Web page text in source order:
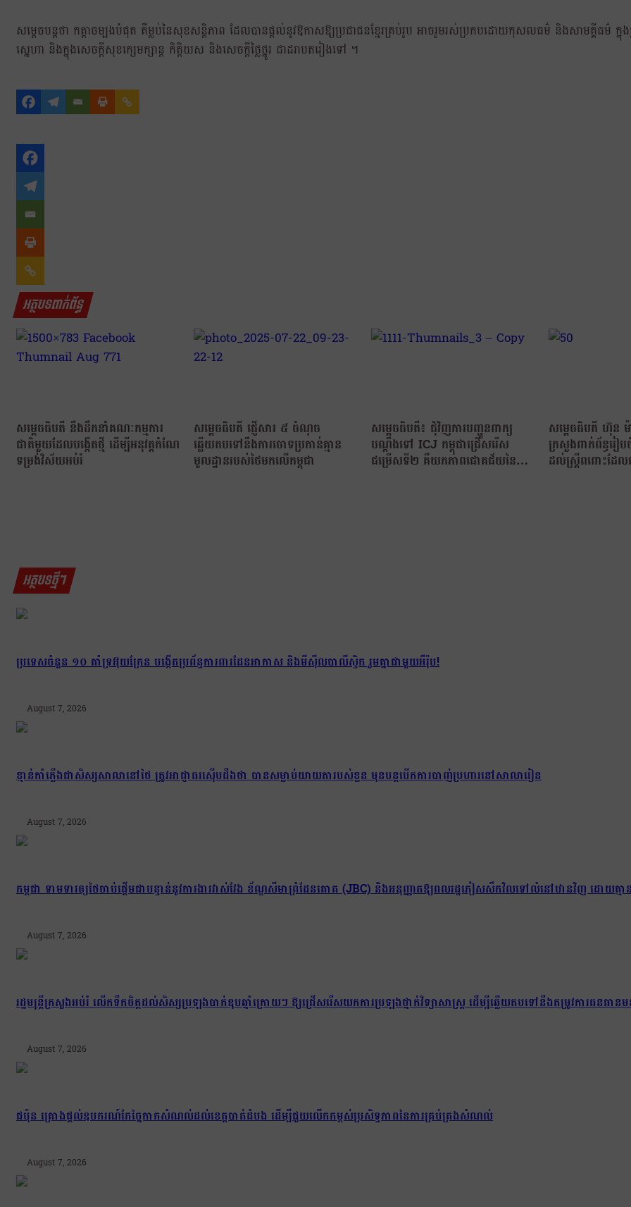
សម្ដេចបន្តថា កត្តាចម្បងបំផុត គឺម្លប់នៃសុខសន្តិភាព ដែលបានផ្តល់នូវឱកាសឱ្យប្រជាជនខ្មែរគ្រប់រូប អាចរួមរស់ប្រកបដោយកុសលធម៌ និងសាមគ្គីធម៌ ក្នុង
ស្នេហា និងក្នុងសេចក្តីសុខក្សេមក្សាន្ត កិត្តិយស និងសេចក្តីថ្លៃថ្នូរ ជាដរាបតរៀងទៅ ។
អត្ថបទពាក់ព័ន្ធ
សម្ដេចធិបតី នឹងដឹកនាំគណៈកម្មការ
ជាតិមួយដែលបង្កើតថ្មី ដើម្បីអនុវត្តកំណែ
ទម្រង់វិស័យអប់រំ
សម្ដេចធិបតី ផ្ញើសារ ៥ ចំណុច
ឆ្លើយតបទៅនឹងការចោទប្រកាន់គ្មាន
មូលដ្ឋានរបស់ថៃមកលើកម្ពុជា
សម្ដេចធិបតី៖ ជុំវិញការបញ្ជូនពាក្យ
បណ្ដឹងទៅ ICJ កម្ពុជាជ្រើសរើស
ជម្រើសទី២ គឺយកភាពជោគជ័យនៃនិតិ
សម្ដេចធិបតី ហ៊ុន
ក្រសួងពាក់ព័ន្ធរៀប
ដល់ស្រ្តីពពោះដែល
អត្ថបទថ្មីៗ
ប្រទេសចំនួន ១០ គាំទ្រអ៊ុយក្រែន បង្កើតប្រព័ន្ធការពារដែនអាកាស និងមីស៊ីលបាលីស្ទិក រួមគ្នាជាមួយអឺរ៉ុប!
August 7, 2026
ខ្មាន់កាំភ្លើងជាសិស្សសាលានៅថៃ ត្រូវអាជ្ញាធរស៊ើបដឹងថា បានសម្លាប់យាយតារបស់ខ្លួន មុនបន្តបើកការបាញ់ប្រហារនៅសាលារៀន
August 7, 2026
កម្ពុជា ទាមទារឲ្យថៃចាប់ផ្តើមជាបន្ទាន់នូវការងារវាស់វែង ខ័ណ្ឌសីមាព្រំដែនគោគ (JBC) និងអនុញ្ញាតឱ្យពលរដ្ឋភៀសសឹកវិលទៅលំនៅឋានវិញ ដោយគ្មាន
August 7, 2026
រដ្ឋមន្រ្តីក្រសួងអប់រំ លើកទឹកចិត្តដល់សិស្សប្រឡងបាក់ឌុបឆ្នាំក្រោយៗ ឱ្យជ្រើសរើសយកការប្រឡងថ្នាក់វិទ្យាសាស្ត្រ ដើម្បីឆ្លើយតបទៅនឹងតម្រូវការធនធា
August 7, 2026
ជប៉ុន គ្រោងផ្តល់ឧបករណ៍កែច្នៃកាកសំណល់ដល់ខេត្តបាត់ដំបង ដើម្បីជួយលើកកម្ពស់ប្រសិទ្ធភាពនៃការគ្រប់គ្រងសំណល់
August 7, 2026